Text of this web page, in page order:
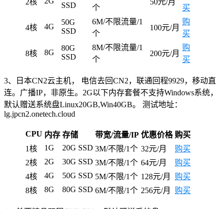
SSD
个 买
4核 4G
50G
SSD
6M/不限流量/1
个
100元/月
购
买
8核 8G
80G
SSD
8M/不限流量/1
个
200元/月
购
买
3、日本CN2云主机， 电信去回CN2，联通回程9929，移动直
连。广播IP，非原生。2G以下内存套餐不支持Windows系统，
默认赠送系统盘Linux20GB,Win40GB。 测试地址：
lg.jpcn2.onetech.cloud
CPU 内存 存储 带宽/流量/IP 优惠价格 购买
1核
1G 20G SSD 3M/不限/1个 32元/月
购买
2核
2G 30G SSD 3M/不限/1个 64元/月
购买
4核
4G 50G SSD 5M/不限/1个 128元/月
购买
8核
8G 80G SSD 6M/不限/1个 256元/月 购买